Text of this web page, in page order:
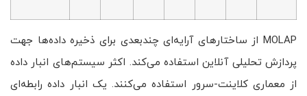
MOLAP از ساختارهای آرایه‌ای چندبعدی برای ذخیره داده‌ها جهت
پردازش تحلیلی آنلاین استفاده می‌کند. اکثر سیستم‌های انبار داده
از معماری کلاینت-سرور استفاده می‌کنند. یک انبار داده رابطه‌ای